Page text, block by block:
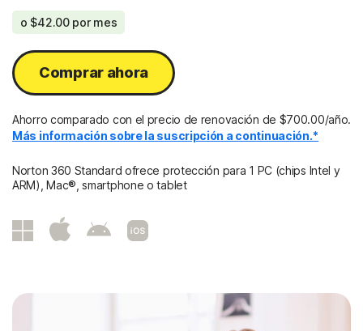
o $42.00 por mes
Comprar ahora
Ahorro comparado con el precio de renovación de $700.00/año.
Más información sobre la suscripción a continuación.*
Norton 360 Standard ofrece protección para 1 PC (chips Intel y
ARM), Mac®, smartphone o tablet